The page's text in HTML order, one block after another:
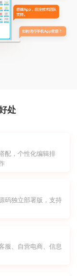
处
配，个性化编辑排
码独立部署版，支持
服、自营电商、信息